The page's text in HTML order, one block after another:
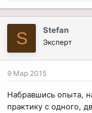
S Stefan
Эксперт
9 Мар 2015
Набравшись опыта,
практику с одного,